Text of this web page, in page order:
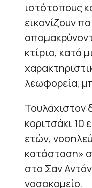
ιστότοπους
εικονίζουν
κτίριο, κατά
λεωφορεία,
Τουλάχιστον
κοριτσάκι 10
ετών,
κατάσταση»
στο Σαν
νοσοκομείο.